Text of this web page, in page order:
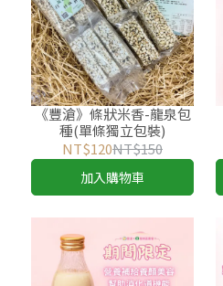
《豐滄》條狀米香-龍泉包
種(單條獨立包裝)
NT$120NT$150
加入購物車